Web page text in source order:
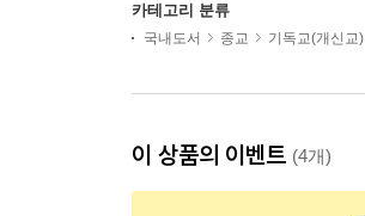
카테고리 분류
국내도서 종교 기독교(개신교)
이 상품의 이벤트 (4개)